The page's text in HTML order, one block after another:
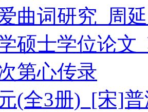
曲词研究_周
硕士学位论文
第心传录
(全3册)_[宋]